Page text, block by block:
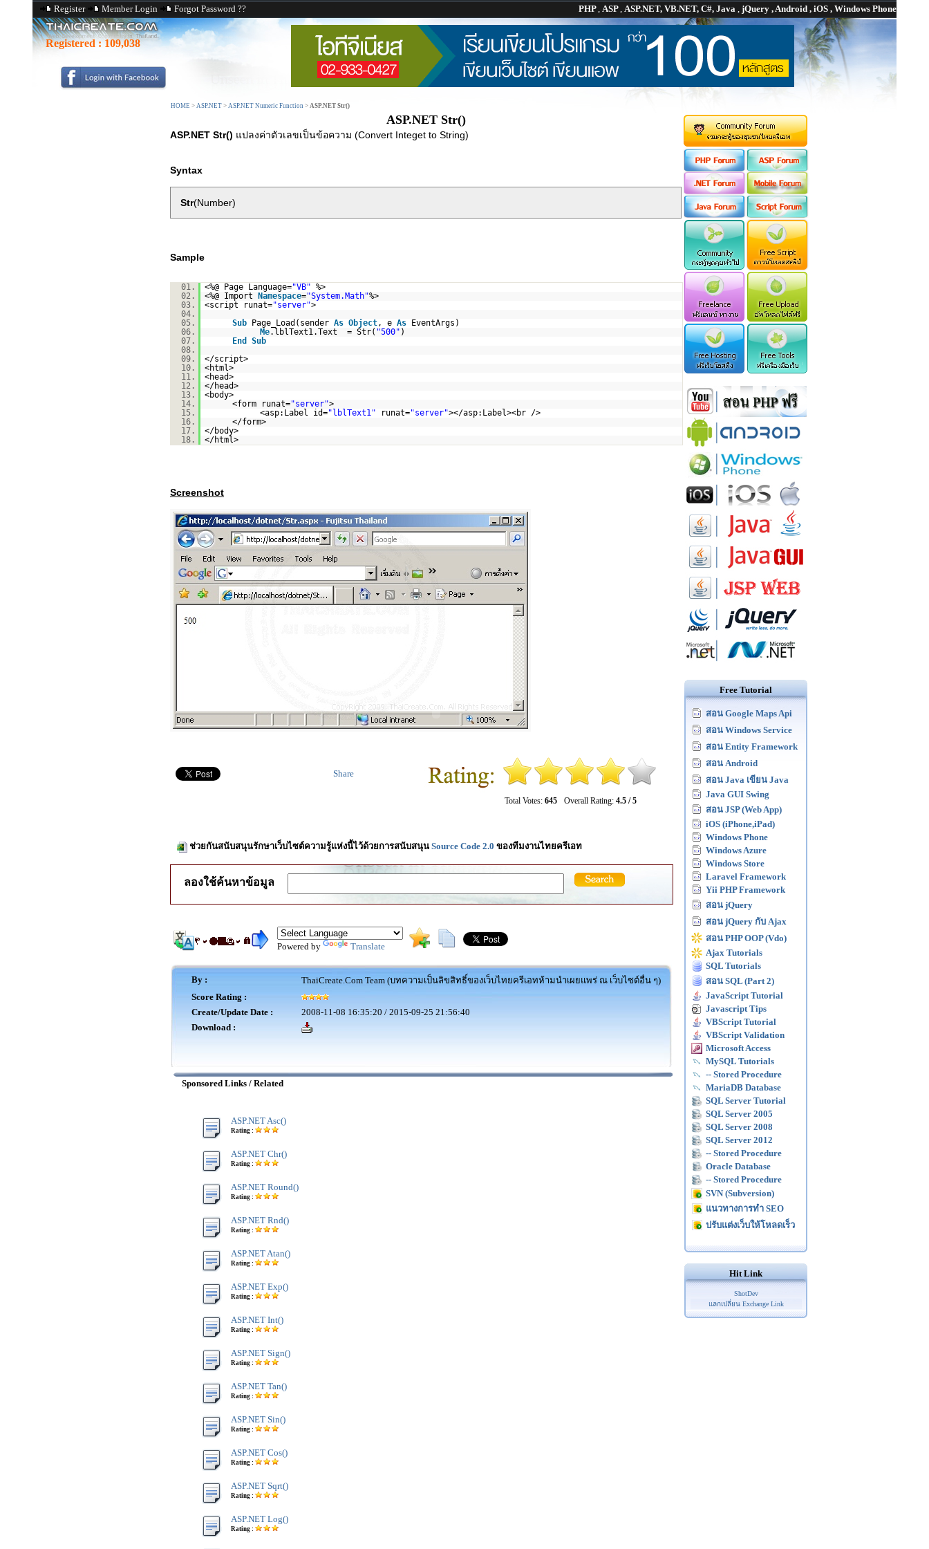
Register Member Login Forgot Password ?? PHP, ASP, ASP.NET, VB.NET, C#, Java , jQuery , Android , iOS , Windows Phone
Registered : 109,038
HOME > ASP.NET > ASP.NET Numeric Function > ASP.NET Str()
ASP.NET Str()
ASP.NET Str() แปลงค่าตัวเลขเป็นข้อความ (Convert Integet to String)
Syntax
Str(Number)
Sample
01. <%@ Page Language="VB" %>
02.
<%@ Import Namespace="System.Math"%>
03.
<script runat="server">
04.
05.
Sub Page_Load(sender As Object, e As
EventArgs)
06.
Me.lblText1.Text = Str( "500" )
07.
End
Sub
08.
09.
</script>
10.
<html>
11.
<head>
12.
</head>
13.
<body>
14.
<form runat="server">
15.
<asp:Label id="lblText1" runat="server"></asp:Label><br />
16.
</form>
17.
</body>
18.
</html>
Screenshot
Total Votes: 645 Overall Rating: 4.5 / 5
Share
ช่วยกันสนับสนุนรักษาเว็บไซต์ความรู้แห่งนี้ไว้ด้วยการสนับสนุน Source Code 2.0 ของทีมงานไทยครีเอท
ลองใช้ค้นหาข้อมูล
Powered by Translate
By :
ThaiCreate.Com Team (บทความเป็นลิขสิทธิ์ของเว็บไทยครีเอทห้ามนำเผยแพร่ ณ เว็บไซต์อื่น ๆ)
Score Rating :
Create/Update Date :
2008-11-08 16:35:20 / 2015-09-25 21:56:40
Download :
Sponsored Links / Related
ASP.NET Asc()
Rating :
ASP.NET Chr()
Rating :
ASP.NET Round()
Rating :
ASP.NET Rnd()
Rating :
ASP.NET Atan()
Rating :
ASP.NET Exp()
Rating :
ASP.NET Int()
Rating :
ASP.NET Sign()
Rating :
ASP.NET Tan()
Rating :
ASP.NET Sin()
Rating :
ASP.NET Cos()
Rating :
ASP.NET Sqrt()
Rating :
ASP.NET Log()
Rating :
Free Tutorial
สอน Google Maps Api
สอน Windows Service
สอน Entity Framework
สอน Android
สอน Java เขียน Java
Java GUI Swing
สอน JSP (Web App)
iOS (iPhone,iPad)
Windows Phone
Windows Azure
Windows Store
Laravel Framework
Yii PHP Framework
สอน jQuery
สอน jQuery กับ Ajax
สอน PHP OOP (Vdo)
Ajax Tutorials
SQL Tutorials
สอน SQL (Part 2)
JavaScript Tutorial
Javascript Tips
VBScript Tutorial
VBScript Validation
Microsoft Access
MySQL Tutorials
-- Stored Procedure
MariaDB Database
SQL Server Tutorial
SQL Server 2005
SQL Server 2008
SQL Server 2012
-- Stored Procedure
Oracle Database
-- Stored Procedure
SVN (Subversion)
แนวทางการทำ SEO
ปรับแต่งเว็บให้โหลดเร็ว
Hit Link
ShotDev
แลกเปลี่ยน Exchange Link